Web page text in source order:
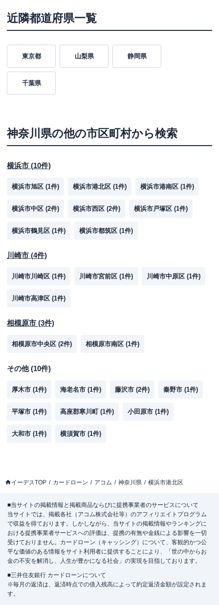
近隣都道府県一覧
東京都 山梨県 静岡県
千葉県
神奈川県の他の市区町村から検索
横浜市 (10件)
横浜市旭区 (1件) 横浜市港北区 (1件) 横浜市港南区 (1件)
横浜市中区 (2件) 横浜市西区 (2件) 横浜市戸塚区 (1件)
横浜市鶴見区 (1件) 横浜市都筑区 (1件)
川崎市 (4件)
川崎市川崎区 (1件) 川崎市宮前区 (1件) 川崎市中原区 (1件)
川崎市高津区 (1件)
相模原市 (3件)
相模原市中央区 (2件) 相模原市南区 (1件)
その他(10件)
厚木市 (1件) 海老名市 (1件) 藤沢市 (2件) 秦野市 (1件)
平塚市 (1件) 高座郡寒川町 (1件) 小田原市 (1件)
大和市 (1件) 横須賀市 (1件)
イーデスTOP カードローン アコム 神奈川県 横浜市港北区
■当サイトの掲載情報と掲載商品ならびに提携事業者のサービスについて
当サイトでは、掲載各社（アコム株式会社等）のアフィリエイトプログラム
で収益を得ております。しかしながら、当サイトの掲載情報やランキングに
おける提携事業者サービスへの評価は、提携の有無や金銭による影響を一切
受けておりません。カードローン（キャッシング）について、客観的かつ公
平な価値のある情報をサイト利用者に提供することにより、「世の中からお
金の不安を解消し、人生が豊かになる社会」の実現を目指しております。
■三井住友銀行 カードローンについて
※毎月の返済は、返済時点での借入残高によって約定返済金額が設定されま
す。